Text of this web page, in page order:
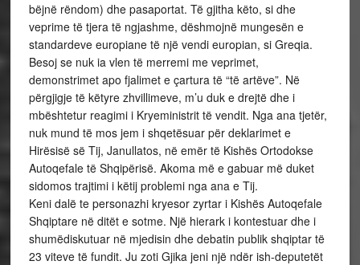
bëjnë rëndom) dhe pasaportat. Të gjitha këto, si dhe
veprime të tjera të ngjashme, dëshmojnë mungesën e
standardeve europiane të një vendi europian, si Greqia.
Besoj se nuk ia vlen të merremi me veprimet,
demonstrimet apo fjalimet e çartura të “të artëve”. Në
përgjigje të këtyre zhvillimeve, m’u duk e drejtë dhe i
mbështetur reagimi i Kryeministrit të vendit. Nga ana tjetër,
nuk mund të mos jem i shqetësuar për deklarimet e
Hirësisë së Tij, Janullatos, në emër të Kishës Ortodokse
Autoqefale të Shqipërisë. Akoma më e gabuar më duket
sidomos trajtimi i këtij problemi nga ana e Tij.
Keni dalë te personazhi kryesor zyrtar i Kishës Autoqefale
Shqiptare në ditët e sotme. Një hierark i kontestuar dhe i
shumëdiskutuar në mjedisin dhe debatin publik shqiptar të
23 viteve të fundit. Ju zoti Gjika jeni një ndër ish-deputetët